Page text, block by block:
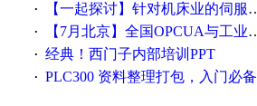
· 【一起探讨】针对机床业的伺服系统发展，您的期望是什么？
· 【7月北京】全国OPCUA与工业互联技术培训班通知！
· 经典！西门子内部培训PPT
· PLC300 资料整理打包，入门必备